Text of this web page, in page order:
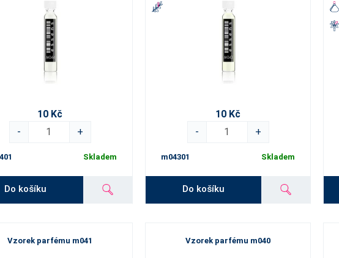
10 Kč
-
+
Skladem
Do košíku
10 Kč
-
+
m04301 Skladem
Do košíku
Vzorek parfému m041 Vzorek parfému m040